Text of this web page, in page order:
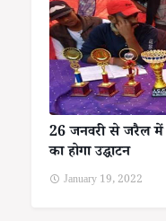
26 जनवरी से जरैल में
का होगा उद्घाटन
January 19, 2022